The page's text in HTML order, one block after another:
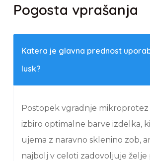
Pogosta vprašanja
Katera je glavna prednost
lusk?
Postopek vgradnje
izbiro optimalne barve izdelka,
ujema z naravno sklenino zob,
najbolj v celoti zadovoljuje želje